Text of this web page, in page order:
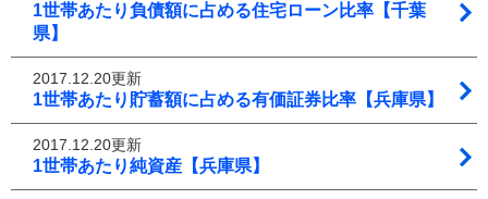
1世帯あたり負債額に占める住宅ローン比率【千葉
県】
2017.12.20更新
1世帯あたり貯蓄額に占める有価証券比率【兵庫県】
2017.12.20更新
1世帯あたり純資産【兵庫県】